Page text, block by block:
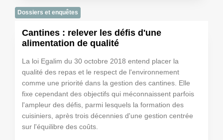
Dossiers et enquêtes
Cantines : relever les défis d'une
alimentation de qualité
La loi Egalim du 30 octobre 2018 entend placer la
qualité des repas et le respect de l'environnement
comme une priorité dans la gestion des cantines. Elle
fixe cependant des objectifs qui méconnaissent parfois
l'ampleur des défis, parmi lesquels la formation des
cuisiniers, après trois décennies d'une gestion centrée
sur l'équilibre des coûts.